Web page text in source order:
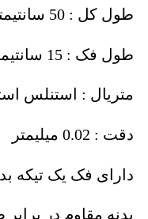
طول کل : 50 سانتیمتر
طول فک : 15 سانتیمتر
متریال : استنلس
دقت : 0.02 میلیمتر
دارای فک یک تیکه
بدنه مقاوم در برابر